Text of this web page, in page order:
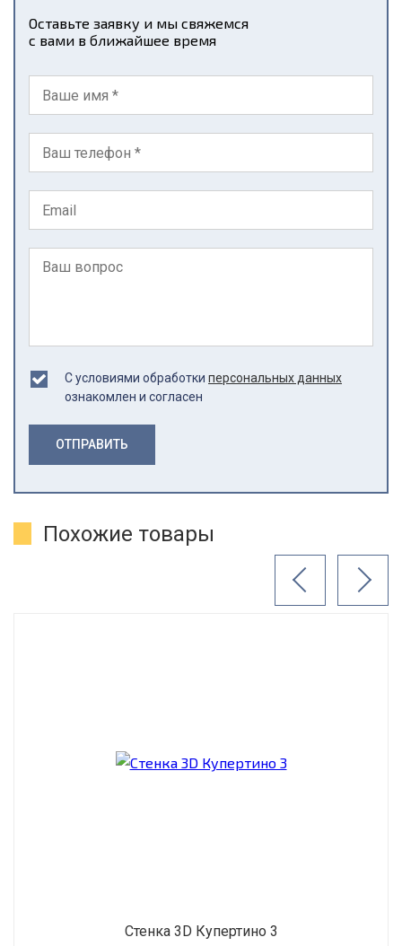
Оставьте заявку и мы свяжемся
с вами в ближайшее время
С условиями обработки персональных данных
ознакомлен и согласен
ОТПРАВИТЬ
Похожие товары
Стенка 3D Купертино 3